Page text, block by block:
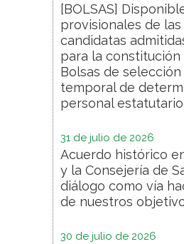
[BOLSAS]
provisionales de
candidatas
para la constitución
Bolsas de
temporal de
personal estatutario
31 de julio de 2026
Acuerdo histórico
y la Consejería de
diálogo como vía
de nuestros
30 de julio de 2026